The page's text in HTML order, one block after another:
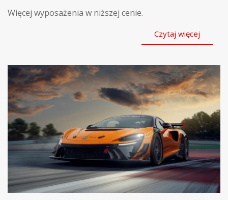
Więcej wyposażenia w niższej cenie.
Czytaj więcej